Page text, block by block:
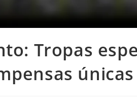
Tropas
únicas